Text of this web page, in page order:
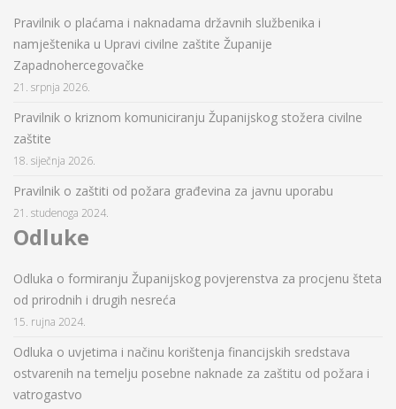
Pravilnik o plaćama i naknadama državnih službenika i
namještenika u Upravi civilne zaštite Županije
Zapadnohercegovačke
21. srpnja 2026.
Pravilnik o kriznom komuniciranju Županijskog stožera civilne
zaštite
18. siječnja 2026.
Pravilnik o zaštiti od požara građevina za javnu uporabu
21. studenoga 2024.
Odluke
Odluka o formiranju Županijskog povjerenstva za procjenu šteta
od prirodnih i drugih nesreća
15. rujna 2024.
Odluka o uvjetima i načinu korištenja financijskih sredstava
ostvarenih na temelju posebne naknade za zaštitu od požara i
vatrogastvo